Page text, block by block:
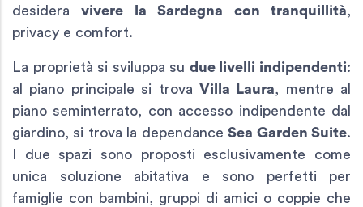
desideravivere la Sardegna con tranquillità,
privacy e comfort.
La proprietà si sviluppa su due livelli indipendenti:
al piano principale si trova Villa Laura, mentre al
piano seminterrato, con accesso indipendente dal
giardino, si trova la dependanceSea Garden Suite.
I due spazi sono proposti esclusivamente come
unica soluzione abitativa e sono perfetti per
famiglie con bambini, gruppi di amici o coppie che